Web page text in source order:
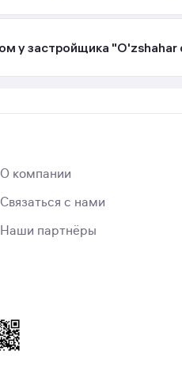
у застройщика
О компании
Связаться с нами
Наши партнёры